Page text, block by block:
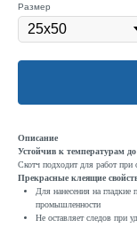
Размер
Описание
Устойчив к температурам до
Скотч подходит для работ при
Прекрасные клеящие
Для нанесения на гладкие
промышленности
Не оставляет следов при